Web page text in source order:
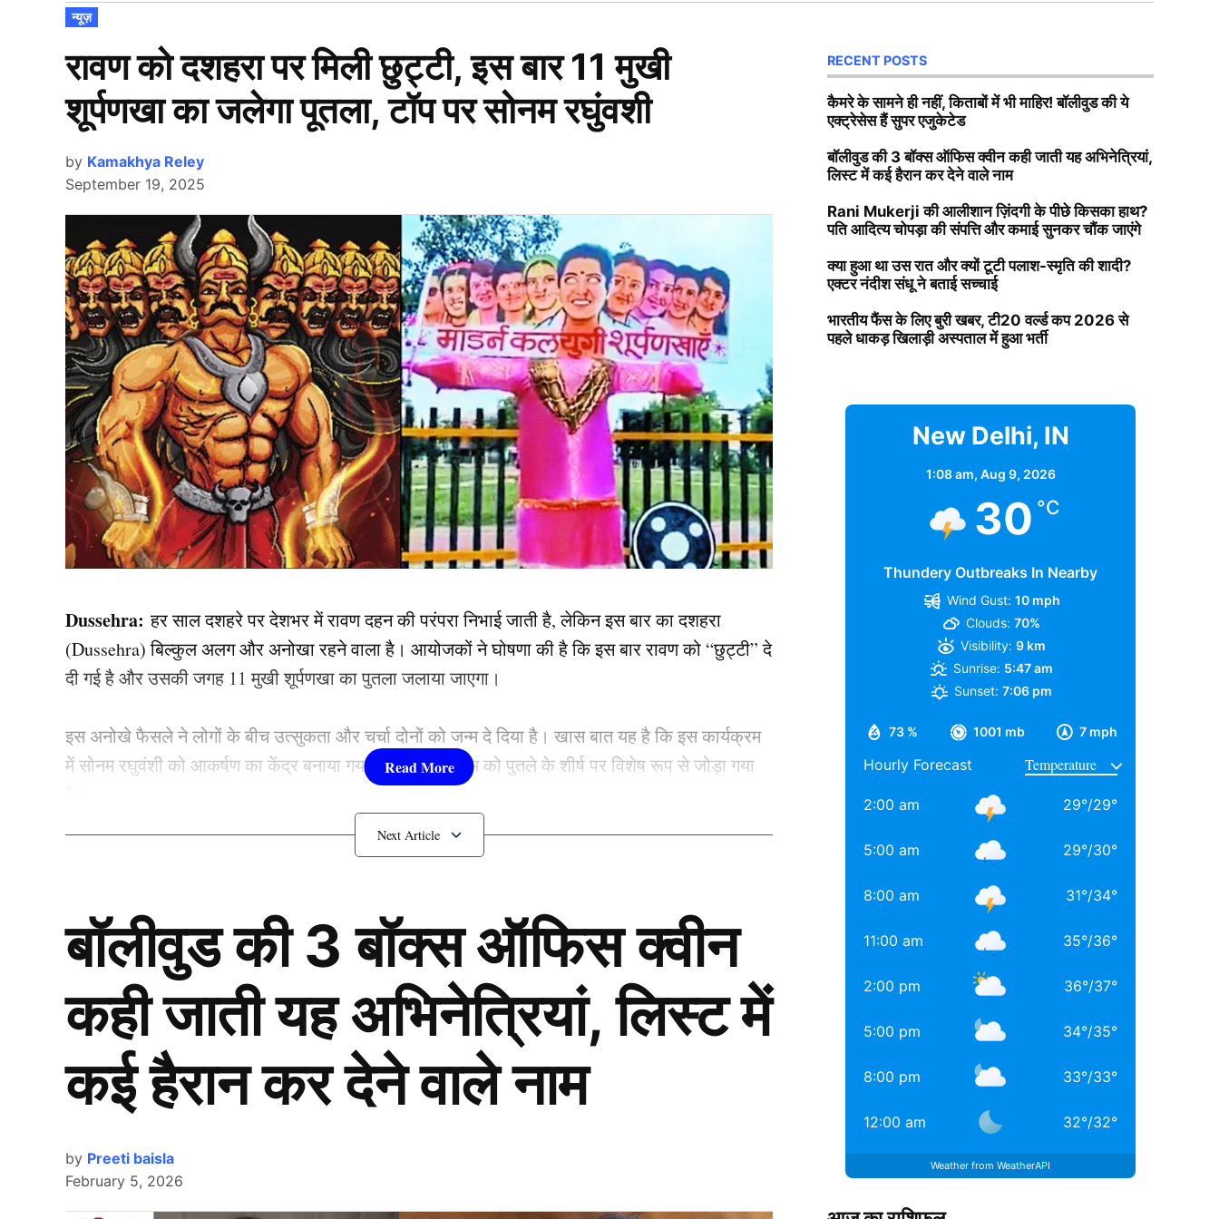
Open
POSTED
IN
न्यूज़
रावण को दशहरा पर मिली छुट्टी, इस बार 11 मुखी
शूर्पणखा का जलेगा पूतला, टॉप पर सोनम रघुंवशी
by Kamakhya Reley
September 19, 2025
Dussehra:हर साल दशहरे पर देशभर में रावण दहन की परंपरा निभाई जाती है, लेकिन इस बार का दशहरा
(Dussehra) बिल्कुल अलग और अनोखा रहने वाला है। आयोजकों ने घोषणा की है कि इस बार रावण को “छुट्टी” दे
दी गई है और उसकी जगह 11 मुखी शूर्पणखा का पुतला जलाया जाएगा।
इस अनोखे फैसले ने लोगों के बीच उत्सुकता और चर्चा दोनों को जन्म दे दिया है। खास बात यह है कि इस कार्यक्रम
में सोनम रघुवंशी को आकर्षण का केंद्र बनाया गया है और उनके नाम को पुतले के शीर्ष पर विशेष रूप से जोड़ा गया
Dussehra पर जलाया जाएगा 11 मुखी शूर्पणखा का पुतला
बॉलीवुड की 3 बॉक्स ऑफिस क्वीन
कही जाती यह अभिनेत्रियां, लिस्ट में
कई हैरान कर देने वाले नाम
by Preeti baisla
February 5, 2026
RECENT POSTS
कैमरे के सामने ही नहीं, किताबों में भी माहिर! बॉलीवुड की ये
एक्ट्रेसेस हैं सुपर एजुकेटेड
बॉलीवुड की 3 बॉक्स ऑफिस क्वीन कही जाती यह अभिनेत्रियां,
लिस्ट में कई हैरान कर देने वाले नाम
Rani Mukerji की आलीशान ज़िंदगी के पीछे किसका हाथ?
पति आदित्य चोपड़ा की संपत्ति और कमाई सुनकर चौंक जाएंगे
क्या हुआ था उस रात और क्यों टूटी पलाश-स्मृति की शादी?
एक्टर नंदीश संधू ने बताई सच्चाई
भारतीय फैंस के लिए बुरी खबर, टी20 वर्ल्ड कप 2026 से
पहले धाकड़ खिलाड़ी अस्पताल में हुआ भर्ती
New Delhi, IN
1:08 am, Aug 9, 2026
30 °C
Thundery Outbreaks In Nearby
73 % 1001 mb 7 mph
Wind Gust: 10 mph
Clouds: 70%
Visibility: 9 km
Sunrise: 5:47 am
Sunset: 7:06 pm
Hourly Forecast
2:00 am 29°/29°
5:00 am 29°/30°
8:00 am 31°/34°
11:00 am 35°/36°
2:00 pm 36°/37°
5:00 pm 34°/35°
8:00 pm 33°/33°
12:00 am 32°/32°
Weather from WeatherAPI